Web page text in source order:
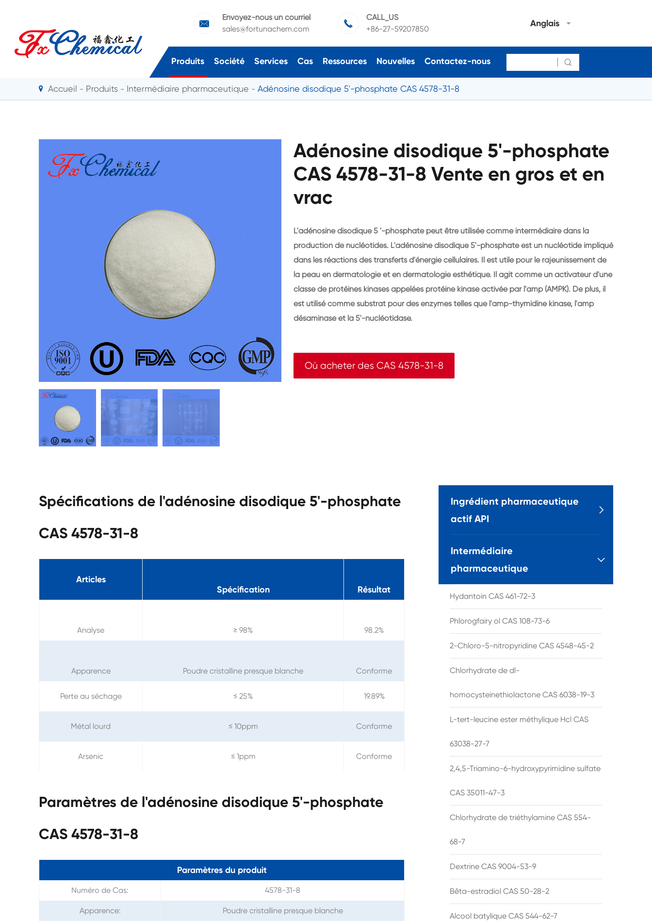

Envoyez-nous un courriel
sales@fortunachem.com

CALL_US
+86-27-59207850
Anglais
Produits Société Services Cas Ressources Nouvelles Contactez-nous 
Accueil Produits Intermédiaire pharmaceutique Adénosine disodique 5'-phosphate CAS 4578-31-8
Adénosine disodique 5'-phosphate
CAS 4578-31-8 Vente en gros et en
vrac
L'adénosine disodique 5 '-phosphate peut être utilisée comme intermédiaire dans la
production de nucléotides. L'adénosine disodique 5'-phosphate est un nucléotide impliqué
dans les réactions des transferts d'énergie cellulaires. Il est utile pour le rajeunissement de
la peau en dermatologie et en dermatologie esthétique. Il agit comme un activateur d'une
classe de protéines kinases appelées protéine kinase activée par l'amp (AMPK). De plus, il
est utilisé comme substrat pour des enzymes telles que l'amp-thymidine kinase, l'amp
désaminase et la 5'-nucléotidase.
Où acheter des CAS 4578-31-8
Spécifications de l'adénosine disodique 5'-phosphate
CAS 4578-31-8
Articles
Spécification
Résultat
Analyse ≥ 98% 98.2%
Apparence Poudre cristalline presque blanche Conforme
Perte au séchage ≤ 25% 19.89%
Métal lourd ≤ 10ppm Conforme
Arsenic ≤ 1ppm Conforme
Paramètres de l'adénosine disodique 5'-phosphate
CAS 4578-31-8
Paramètres du produit
Numéro de Cas: 4578-31-8
Apparence: Poudre cristalline presque blanche
Ingrédient pharmaceutique
actif API

Intermédiaire
pharmaceutique

Hydantoin CAS 461-72-3
Phlorogfairy ol CAS 108-73-6
2-Chloro-5-nitropyridine CAS 4548-45-2
Chlorhydrate de dl-
homocysteinethiolactone CAS 6038-19-3
L-tert-leucine ester méthylique Hcl CAS
63038-27-7
2,4,5-Triamino-6-hydroxypyrimidine sulfate
CAS 35011-47-3
Chlorhydrate de triéthylamine CAS 554-
68-7
Dextrine CAS 9004-53-9
Bêta-estradiol CAS 50-28-2
Alcool batylique CAS 544-62-7